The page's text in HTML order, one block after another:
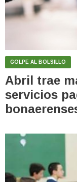
GOLPE AL BOLSILLO
Abril trae
servicios